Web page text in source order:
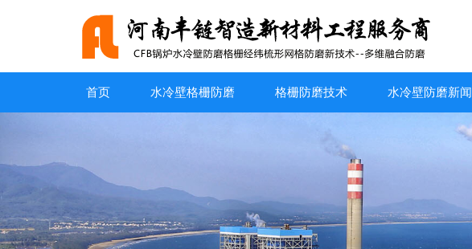
首页 水冷壁格栅防磨 格栅防磨技术 水冷壁防磨新闻